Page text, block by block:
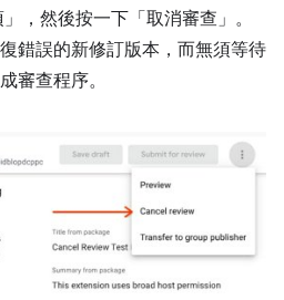
，然後按一下「取消審查」 。
錯誤的新修訂版本，而無須等待
審查程序。